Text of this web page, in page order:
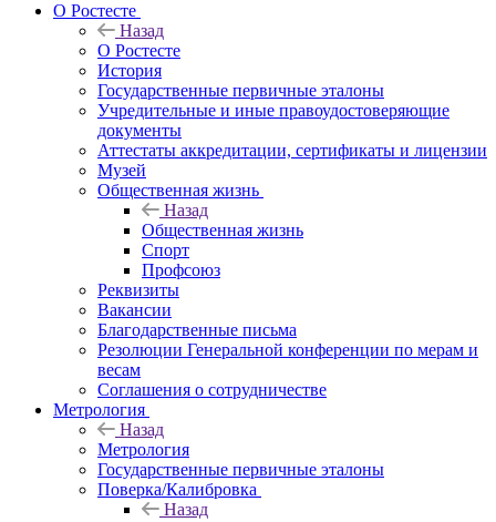
О Ростесте
Назад
О Ростесте
История
Государственные первичные эталоны
Учредительные и иные правоудостоверяющие
документы
Аттестаты аккредитации, сертификаты и лицензии
Музей
Общественная жизнь
Назад
Общественная жизнь
Спорт
Профсоюз
Реквизиты
Вакансии
Благодарственные письма
Резолюции Генеральной конференции по мерам и
весам
Соглашения о сотрудничестве
Метрология
Назад
Метрология
Государственные первичные эталоны
Поверка/Калибровка
Назад